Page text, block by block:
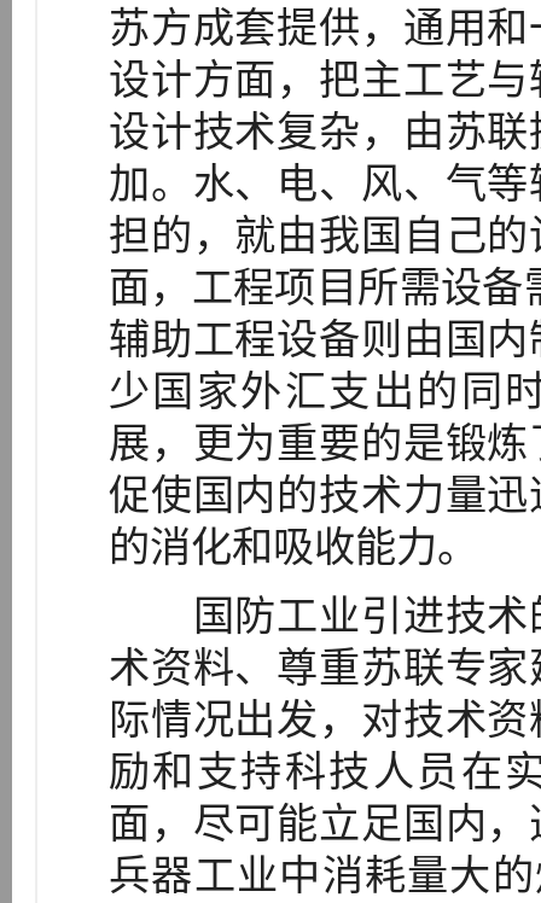
苏方成套提供，通用
设计方面，把主工艺
设计技术复杂，由苏
加。水、电、风、气
担的，就由我国自己
面，工程项目所需设
辅助工程设备则由国
少国家外汇支出的同
展，更为重要的是锻
促使国内的技术力量
的消化和吸收能力。
国防工业引进技术
术资料、尊重苏联专
际情况出发，对技术
励和支持科技人员在
面，尽可能立足国内
兵器工业中消耗量大